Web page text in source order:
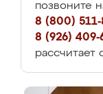
позвоните
8 (800) 511-
8 (926) 409-
рассчитает